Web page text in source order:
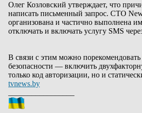
Олег Козловский утверждает, что
написать письменный запрос. CTO
организована и частично выполнена
отключать и включать услугу SMS
В связи с этим можно
безопасности — включить
только код авторизации, но и
tvnews.by